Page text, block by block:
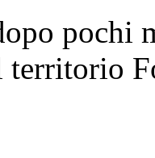
pochi